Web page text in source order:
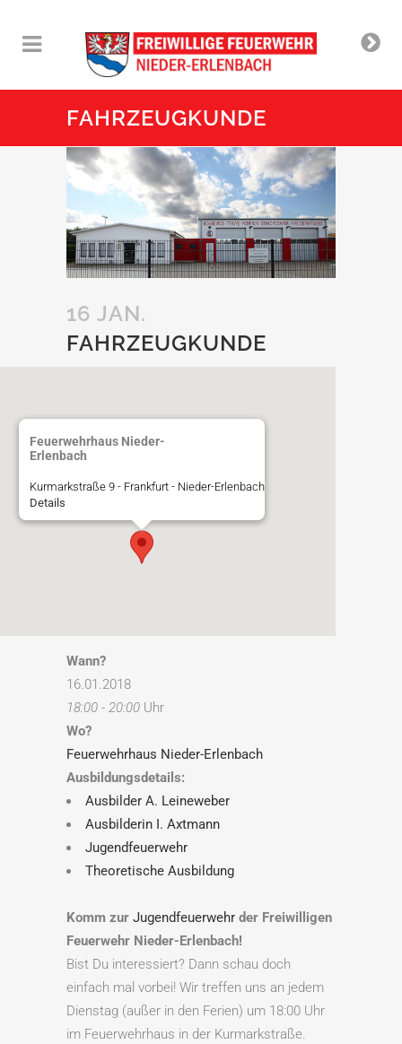
FAHRZEUGKUNDE
16 JAN.
FAHRZEUGKUNDE
Feuerwehrhaus Nieder-
Erlenbach
Kurmarkstraße 9 - Frankfurt - Nieder-Erlenbach
Details
Wann?
16.01.2018
18:00 - 20:00 Uhr
Wo?
Feuerwehrhaus Nieder-Erlenbach
Ausbildungsdetails:
Ausbilder A. Leineweber
Ausbilderin I. Axtmann
Jugendfeuerwehr
Theoretische Ausbildung
Komm zur Jugendfeuerwehr der Freiwilligen
Feuerwehr Nieder-Erlenbach!
Bist Du interessiert? Dann schau doch
einfach mal vorbei! Wir treffen uns an jedem
Dienstag (außer in den Ferien) um 18:00 Uhr
im Feuerwehrhaus in der Kurmarkstraße.